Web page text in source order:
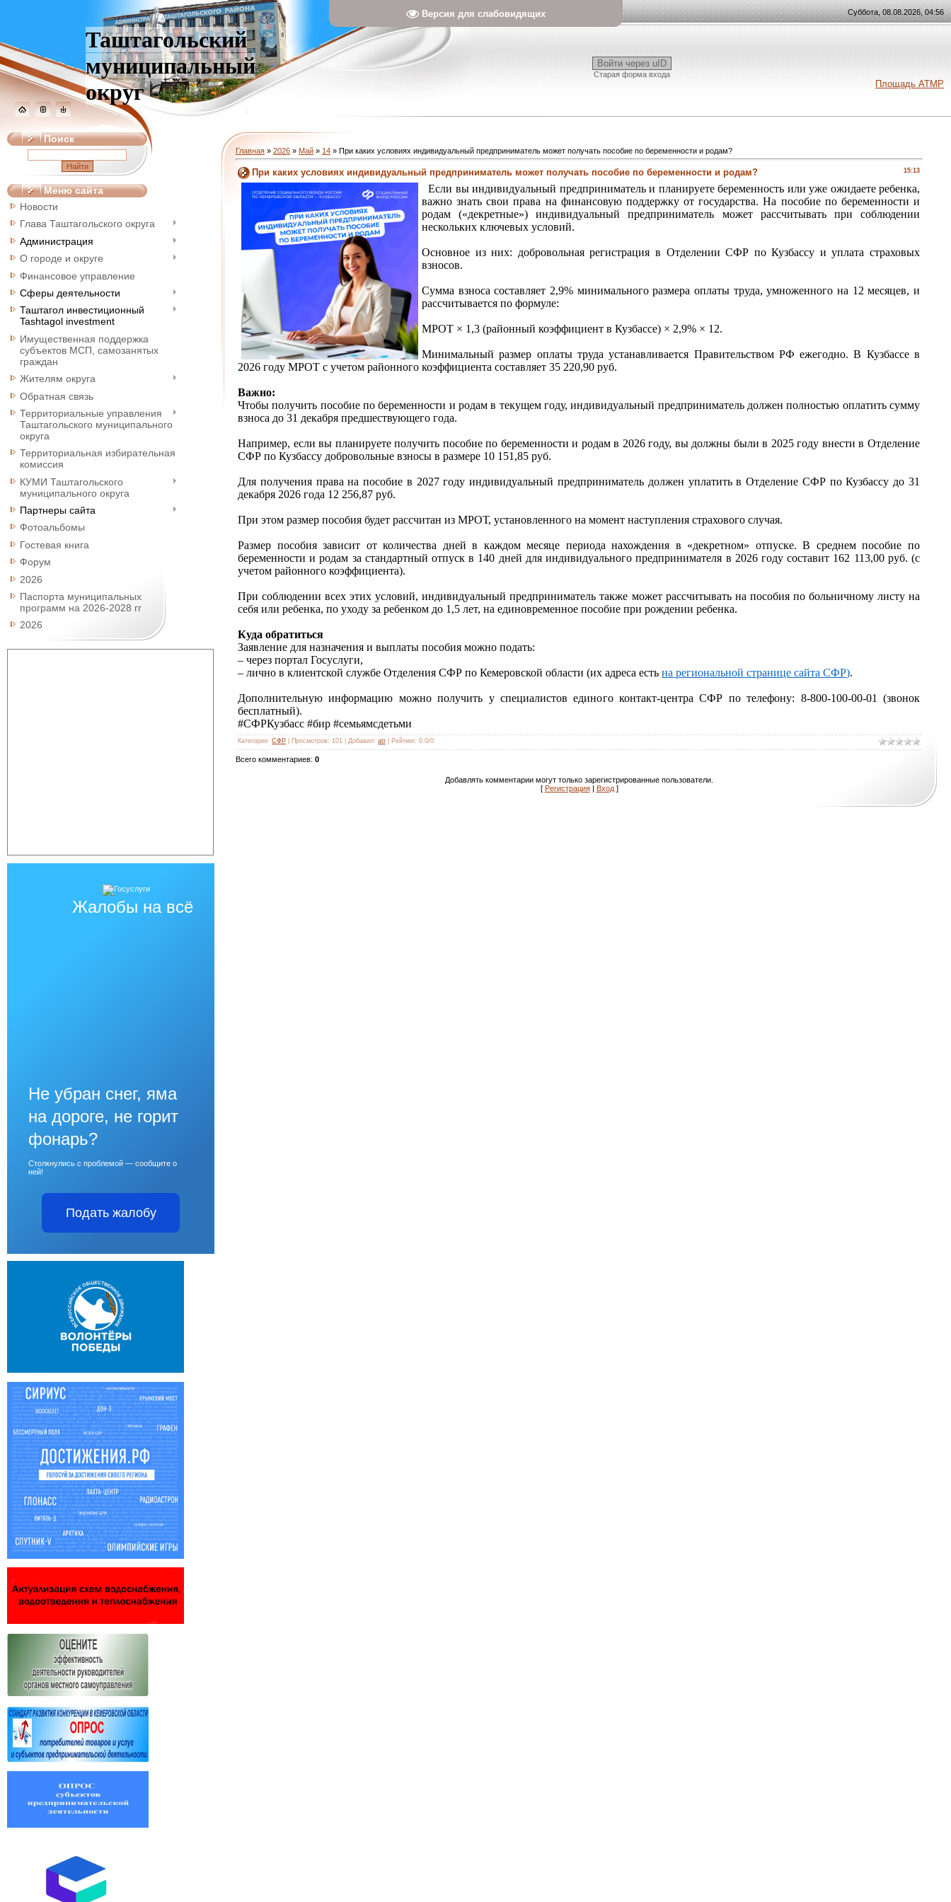
Версия для слабовидящих
Таштагольский
муниципальный
округ
Суббота, 08.08.2026, 04:56
Войти через uID
Старая форма входа
Площадь АТМР
Поиск
Меню сайта
Новости
Глава Таштагольского округа
Администрация
О городе и округе
Финансовое управление
Сферы деятельности
Таштагол инвестиционный
Tashtagol investment
Имущественная поддержка
субъектов МСП, самозанятых
граждан
Жителям округа
Обратная связь
Территориальные управления
Таштагольского муниципального
округа
Территориальная избирательная
комиссия
КУМИ Таштагольского
муниципального округа
Партнеры сайта
Фотоальбомы
Гостевая книга
Форум
2026
Паспорта муниципальных
программ на 2026-2028 гг
2026
Жалобы на всё
Не убран снег, яма
на дороге, не горит
фонарь?
Столкнулись с проблемой — сообщите о
ней!
Подать жалобу
Главная » 2026 » Май » 14 » При каких условиях индивидуальный предприниматель может получать пособие по беременности и родам?
15:13
При каких условиях индивидуальный предприниматель может получать пособие по беременности и родам?
Если вы индивидуальный предприниматель и планируете беременность или уже ожидаете ребенка,
важно знать свои права на финансовую поддержку от государства. На пособие по беременности и
родам («декретные») индивидуальный предприниматель может рассчитывать при соблюдении
нескольких ключевых условий.
Основное из них: добровольная регистрация в Отделении СФР по Кузбассу и уплата страховых
взносов.
Сумма взноса составляет 2,9% минимального размера оплаты труда, умноженного на 12 месяцев, и
рассчитывается по формуле:
МРОТ × 1,3 (районный коэффициент в Кузбассе) × 2,9% × 12.
Минимальный размер оплаты труда устанавливается Правительством РФ ежегодно. В Кузбассе в
2026 году МРОТ с учетом районного коэффициента составляет 35 220,90 руб.
Важно:
Чтобы получить пособие по беременности и родам в текущем году, индивидуальный предприниматель должен полностью оплатить сумму
взноса до 31 декабря предшествующего года.
Например, если вы планируете получить пособие по беременности и родам в 2026 году, вы должны были в 2025 году внести в Отделение
СФР по Кузбассу добровольные взносы в размере 10 151,85 руб.
Для получения права на пособие в 2027 году индивидуальный предприниматель должен уплатить в Отделение СФР по Кузбассу до 31
декабря 2026 года 12 256,87 руб.
При этом размер пособия будет рассчитан из МРОТ, установленного на момент наступления страхового случая.
Размер пособия зависит от количества дней в каждом месяце периода нахождения в «декретном» отпуске. В среднем пособие по
беременности и родам за стандартный отпуск в 140 дней для индивидуального предпринимателя в 2026 году составит 162 113,00 руб. (с
учетом районного коэффициента).
При соблюдении всех этих условий, индивидуальный предприниматель также может рассчитывать на пособия по больничному листу на
себя или ребенка, по уходу за ребенком до 1,5 лет, на единовременное пособие при рождении ребенка.
Куда обратиться
Заявление для назначения и выплаты пособия можно подать:
– через портал Госуслуги,
– лично в клиентской службе Отделения СФР по Кемеровской области (их адреса есть на региональной странице сайта СФР).
Дополнительную информацию можно получить у специалистов единого контакт-центра СФР по телефону: 8-800-100-00-01 (звонок
бесплатный).
#СФРКузбасс #бир #семьямсдетьми
Категория: СФР Просмотров: 101 Добавил: atr Рейтинг: 0.0/0
Всего комментариев: 0
Добавлять комментарии могут только зарегистрированные пользователи.
[ Регистрация| Вход]